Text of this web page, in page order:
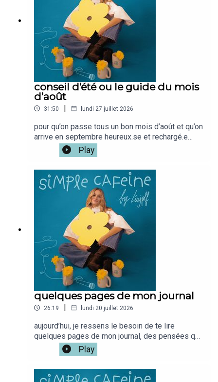
conseil d’été ou le guide du mois
d’août
31:50 | lundi 27 juillet 2026
pour qu’on passe tous un bon mois d’août et qu’on
arrive en septembre heureux.se et rechargé.e
⭐️bel été xxxSi tu veux la version vidéo du
podcast c'est iciMon café disponible ici
perso @leajplf ?J'ai hate de te
lire!Bienveillance,S&S,Léa ✨🫶🏻
Play
quelques pages de mon journal
26:19 | lundi 20 juillet 2026
aujourd’hui, je ressens le besoin de te lire
quelques pages de mon journal, des pensées que
j’ai écrites sans trop réfléchir, juste pour poser
des émotions et des choses que j’avais au fond
podcast, mais j’ai eu envie de t’ouvrir ces
Play